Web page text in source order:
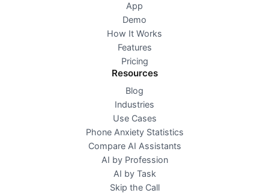
App
Demo
How It Works
Features
Pricing
Resources
Blog
Industries
Use Cases
Phone Anxiety Statistics
Compare AI Assistants
AI by Profession
AI by Task
Skip the Call